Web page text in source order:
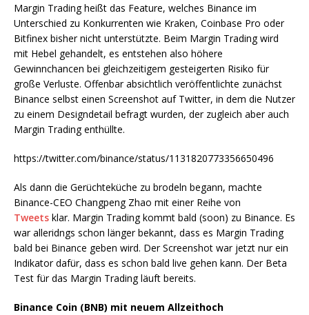
Margin Trading heißt das Feature, welches Binance im
Unterschied zu Konkurrenten wie Kraken, Coinbase Pro oder
Bitfinex bisher nicht unterstützte. Beim Margin Trading wird
mit Hebel gehandelt, es entstehen also höhere
Gewinnchancen bei gleichzeitigem gesteigerten Risiko für
große Verluste. Offenbar absichtlich veröffentlichte zunächst
Binance selbst einen Screenshot auf Twitter, in dem die Nutzer
zu einem Designdetail befragt wurden, der zugleich aber auch
Margin Trading enthüllte.
https://twitter.com/binance/status/1131820773356650496
Als dann die Gerüchteküche zu brodeln begann, machte
Binance-CEO Changpeng Zhao mit einer Reihe von
Tweets klar. Margin Trading kommt bald (soon) zu Binance. Es
war alleridngs schon länger bekannt, dass es Margin Trading
bald bei Binance geben wird. Der Screenshot war jetzt nur ein
Indikator dafür, dass es schon bald live gehen kann. Der Beta
Test für das Margin Trading läuft bereits.
Binance Coin (BNB) mit neuem Allzeithoch